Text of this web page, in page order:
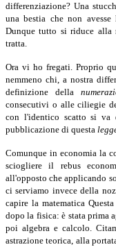
differenziazione? Una
una bestia che non
Dunque tutto si riduce alla
tratta.
Ora vi ho fregati. Proprio
nemmeno chi, a nostra
definizione della
consecutivi o alle ciliegie
con l'identico scatto si
pubblicazione di questa
Comunque in economia la
sciogliere il rebus
all'opposto che applicando
ci serviamo invece della
capire la matematica
dopo la fisica: è stata prima
poi algebra e calcolo.
astrazione teorica, alla